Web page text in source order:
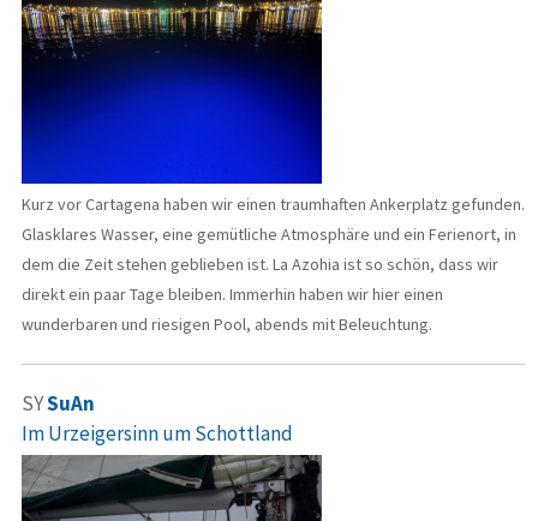
Kurz vor Cartagena haben wir einen traumhaften Ankerplatz gefunden.
Glasklares Wasser, eine gemütliche Atmosphäre und ein Ferienort, in
dem die Zeit stehen geblieben ist. La Azohia ist so schön, dass wir
direkt ein paar Tage bleiben. Immerhin haben wir hier einen
wunderbaren und riesigen Pool, abends mit Beleuchtung.
SYSuAn
Im Urzeigersinn um Schottland